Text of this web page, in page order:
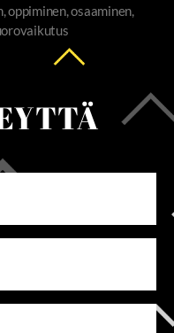
,oppiminen,osaaminen,